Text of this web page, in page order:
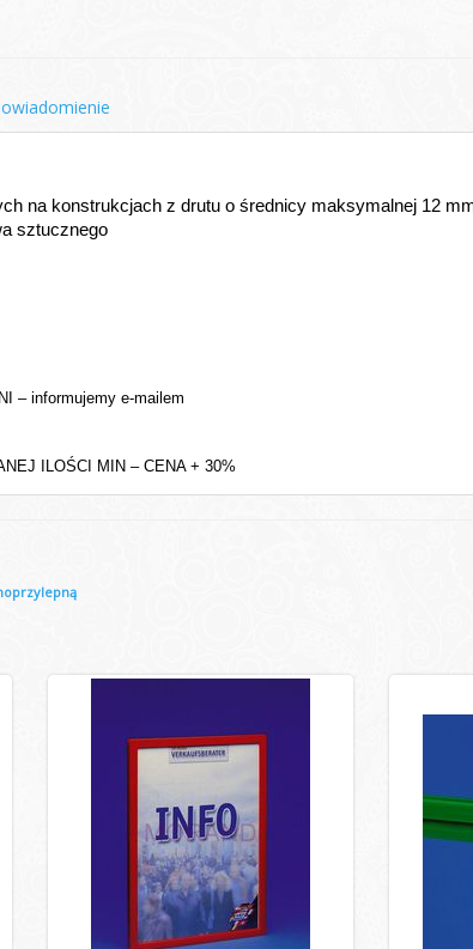
na konstrukcjach z drutu o średnicy maksymalnej 12
sztucznego
– informujemy e-mailem
ILOŚCI MIN – CENA + 30%